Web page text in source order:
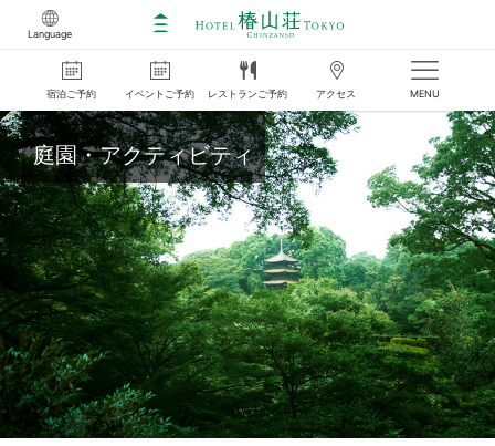
Language
宿泊ご予約 イベント ご予約 レストラン ご予約 アクセス MENU
庭園・アクティビティ